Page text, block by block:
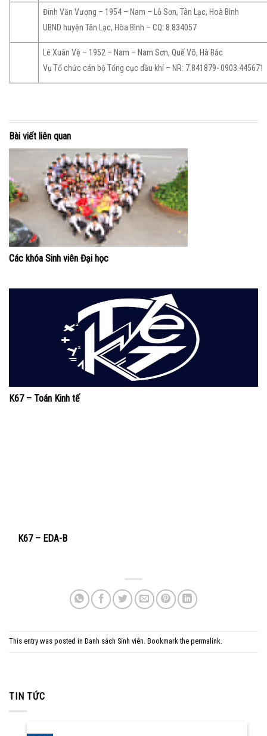
Đinh Văn Vượng – 1954 – Nam – Lỗ Sơn, Tân Lạc, Hoà Bình
UBND huyện Tân Lạc, Hòa Bình – CQ: 8.834057
Lê Xuân Vệ – 1952 – Nam – Nam Sơn, Quế Võ, Hà Bắc
Vụ Tổ chức cán bộ Tổng cục dầu khí – NR: 7.841879- 0903.445671
Bài viết liên quan
Các khóa Sinh viên Đại học
K67 – Toán Kinh tế
K67 – EDA-B
This entry was posted in Danh sách Sinh viên. Bookmark the permalink.
TIN TỨC